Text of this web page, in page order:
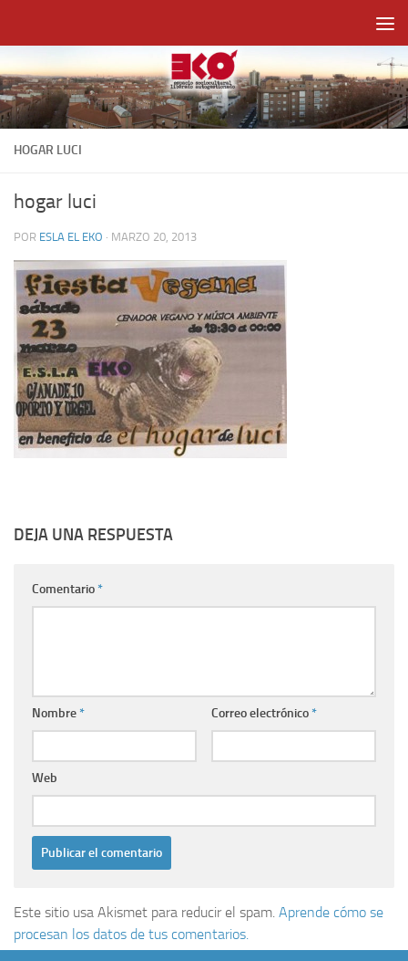
HOGAR LUCI
hogar luci
POR ESLA EL EKO · MARZO 20, 2013
DEJA UNA RESPUESTA
Comentario*
Nombre* Correo electrónico*
Web
Este sitio usa Akismet para reducir el spam. Aprende cómo se
procesan los datos de tus comentarios.